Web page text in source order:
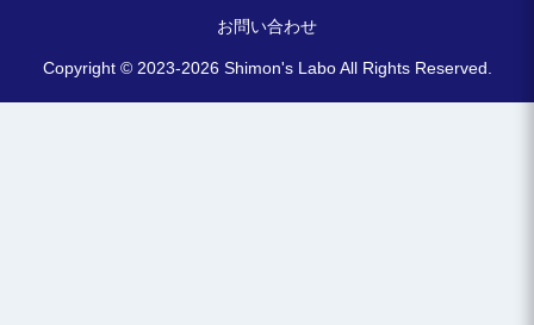
お問い合わせ
Copyright © 2023-2026 Shimon's Labo All Rights Reserved.